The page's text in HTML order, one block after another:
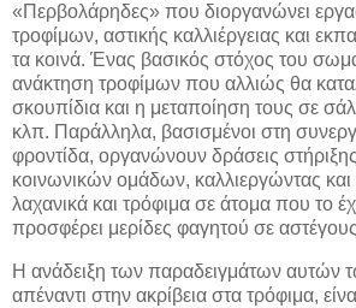
«Περβολάρηδες» που διοργανώνει
τροφίμων, αστικής καλλιέργειας και
τα κοινά. Ένας βασικός στόχος του
ανάκτηση τροφίμων που αλλιώς θα
σκουπίδια και η μεταποίηση τους σε
κλπ. Παράλληλα, βασισμένοι στη
φροντίδα, οργανώνουν δράσεις
κοινωνικών ομάδων, καλλιεργώντας και
λαχανικά και τρόφιμα σε άτομα που το
προσφέρει μερίδες φαγητού σε
Η ανάδειξη των παραδειγμάτων αυτών
απέναντι στην ακρίβεια στα τρόφιμα,